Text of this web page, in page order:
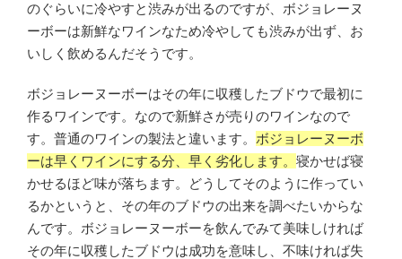
のぐらいに冷やすと渋みが出るのですが、ボジョレーヌ
ーボーは新鮮なワインなため冷やしても渋みが出ず、お
いしく飲めるんだそうです。
ボジョレーヌーボーはその年に収穫したブドウで最初に
作るワインです。なので新鮮さが売りのワインなので
す。普通のワインの製法と違います。 ボジョレーヌーボ
ーは早くワインにする分、早く劣化します。 寝かせば寝
かせるほど味が落ちます。どうしてそのように作ってい
るかというと、その年のブドウの出来を調べたいからな
んです。ボジョレーヌーボーを飲んでみて美味しければ
その年に収穫したブドウは成功を意味し、不味ければ失